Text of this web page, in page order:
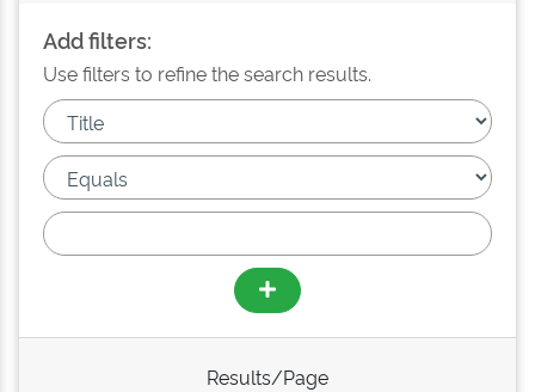
Add filters:
Use filters to refine the search results.
Results/Page